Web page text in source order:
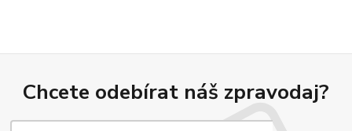
Chcete odebírat náš zpravodaj?